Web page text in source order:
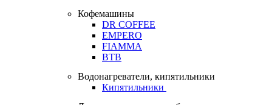
Кофемашины
DR COFFEE
EMPERO
FIAMMA
BTB
Водонагреватели, кипятильники
Кипятильники